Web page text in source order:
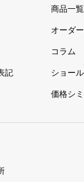
記
商品一覧
オーダ
コラム
ショー
価格シ